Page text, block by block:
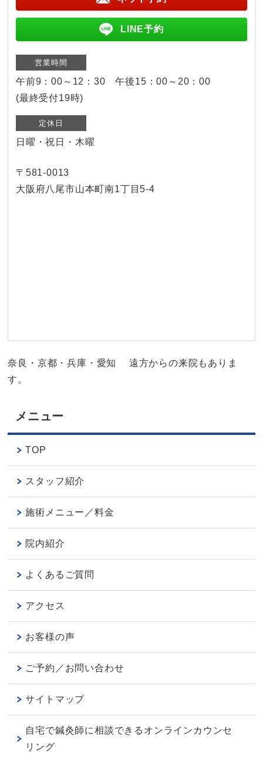
LINE予約
営業時間
午前9：00～12：30 午後15：00～20：00
(最終受付19時)
定休日
日曜・祝日・木曜
〒581-0013
大阪府八尾市山本町南1丁目5-4
奈良・京都・兵庫・愛知 遠方からの来院もありま
す。
メニュー
TOP
スタッフ紹介
施術メニュー／料金
院内紹介
よくあるご質問
アクセス
お客様の声
ご予約／お問い合わせ
サイトマップ
自宅で鍼灸師に相談できるオンラインカウンセ
リング